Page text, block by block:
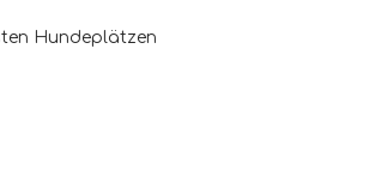
Hundeplätzen